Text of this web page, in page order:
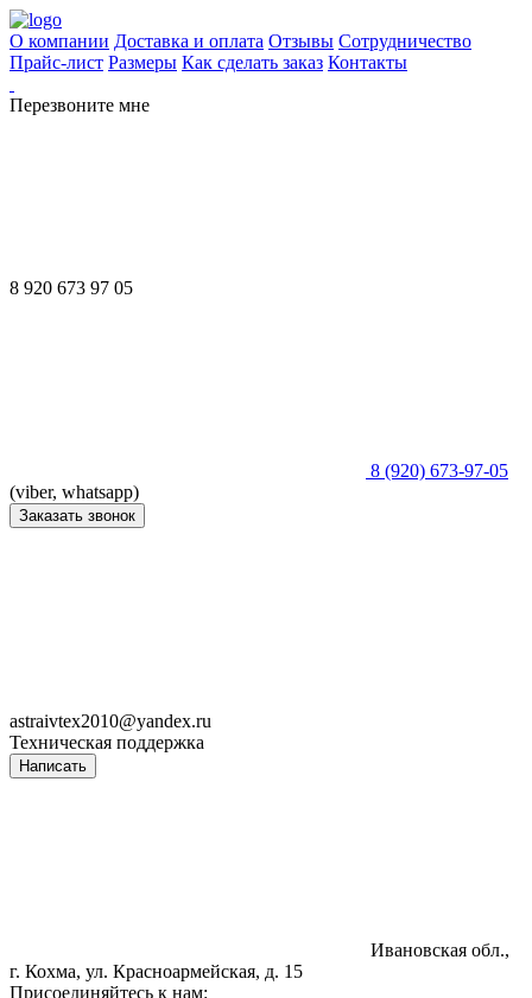
О компании Доставка и оплата Отзывы Сотрудничество
Прайс-лист Размеры Как сделать заказ Контакты
Перезвоните мне
8 920 673 97 05
8 (920) 673-97-05
(viber, whatsapp)
Заказать звонок
astraivtex2010@yandex.ru
Техническая поддержка
Написать
Ивановская обл.,
г. Кохма, ул. Красноармейская, д. 15
Присоединяйтесь к нам: